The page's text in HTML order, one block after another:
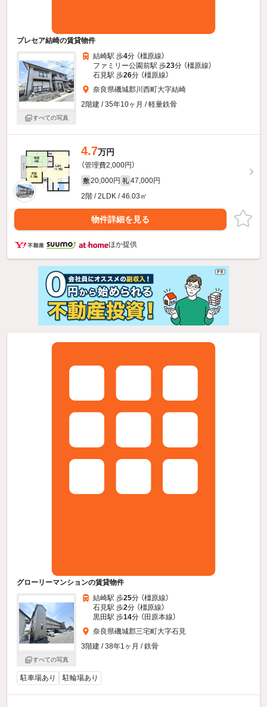
プレセア結崎の賃貸物件
すべての写真
結崎駅 歩4分 （橿原線）
ファミリー公園前駅 歩23分 （橿原線）
石見駅 歩26分 （橿原線）
奈良県磯城郡川西町大字結崎
2階建 / 35年10ヶ月 / 軽量鉄骨
4.7万円
（管理費2,000円）
敷 20,000円 礼 47,000円
2階 / 2LDK / 46.03㎡
物件詳細を見る
ほか提供
グローリーマンションの賃貸物件
すべての写真
結崎駅 歩25分 （橿原線）
石見駅 歩2分 （橿原線）
黒田駅 歩14分 （田原本線）
奈良県磯城郡三宅町大字石見
3階建 / 38年1ヶ月 / 鉄骨
駐車場あり 駐輪場あり